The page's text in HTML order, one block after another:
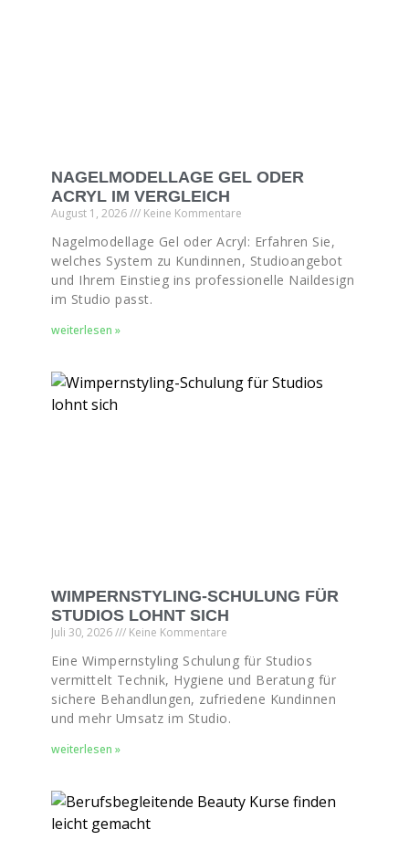
NAGELMODELLAGE GEL ODER
ACRYL IM VERGLEICH
August 1, 2026 Keine Kommentare
Nagelmodellage Gel oder Acryl: Erfahren Sie,
welches System zu Kundinnen, Studioangebot
und Ihrem Einstieg ins professionelle Naildesign
im Studio passt.
weiterlesen »
WIMPERNSTYLING-SCHULUNG FÜR
STUDIOS LOHNT SICH
Juli 30, 2026 Keine Kommentare
Eine Wimpernstyling Schulung für Studios
vermittelt Technik, Hygiene und Beratung für
sichere Behandlungen, zufriedene Kundinnen
und mehr Umsatz im Studio.
weiterlesen »